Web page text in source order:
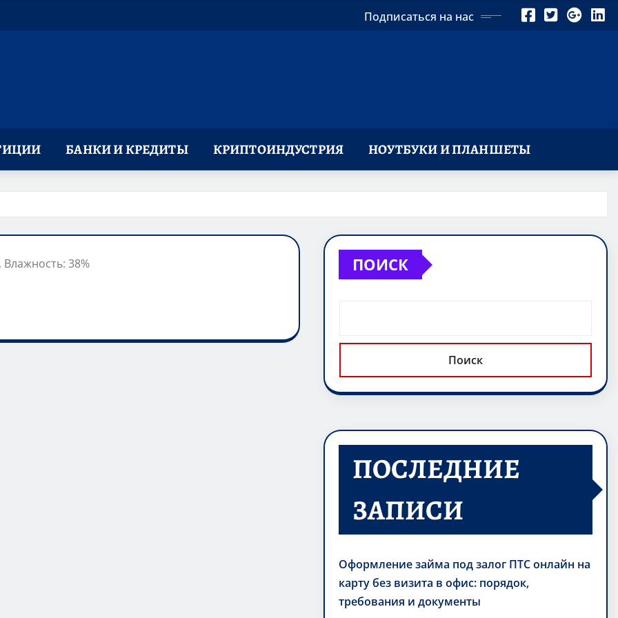
Подписаться на нас
БАНКИ И КРЕДИТЫ КРИПТОИНДУСТРИЯ НОУТБУКИ И ПЛАНШЕТЫ
38% ПОИСК
Поиск
ПОСЛЕДНИЕ
ЗАПИСИ
Оформление займа под залог ПТС онлайн на
карту без визита в офис: порядок,
требования и документы